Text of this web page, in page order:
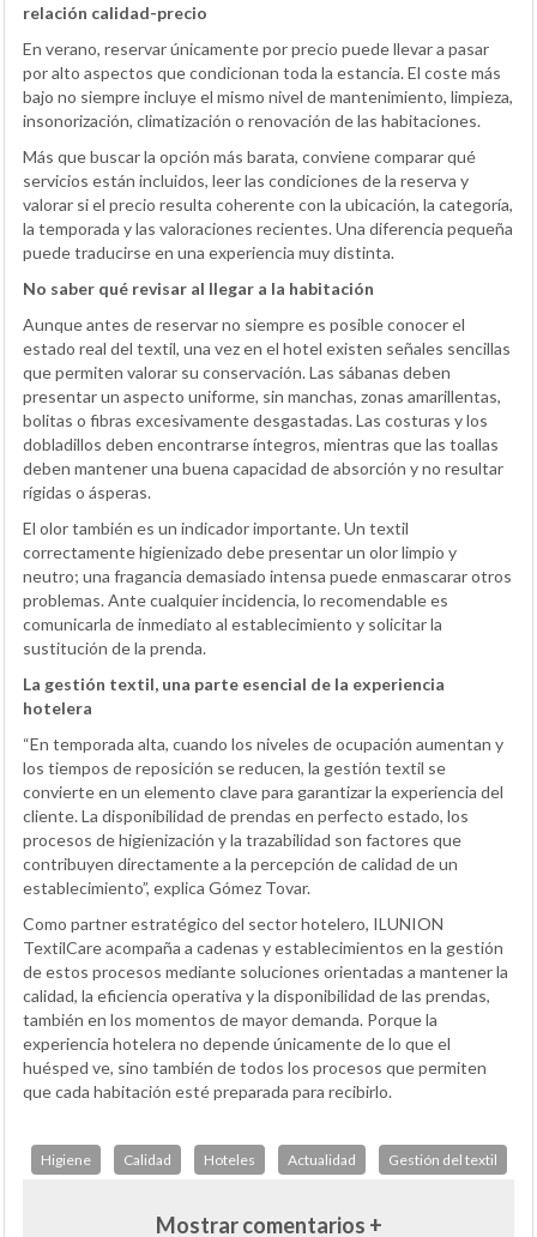
relación calidad-precio
En verano, reservar únicamente por precio puede llevar a pasar
por alto aspectos que condicionan toda la estancia. El coste más
bajo no siempre incluye el mismo nivel de mantenimiento, limpieza,
insonorización, climatización o renovación de las habitaciones.
Más que buscar la opción más barata, conviene comparar qué
servicios están incluidos, leer las condiciones de la reserva y
valorar si el precio resulta coherente con la ubicación, la categoría,
la temporada y las valoraciones recientes. Una diferencia pequeña
puede traducirse en una experiencia muy distinta.
No saber qué revisar al llegar a la habitación
Aunque antes de reservar no siempre es posible conocer el
estado real del textil, una vez en el hotel existen señales sencillas
que permiten valorar su conservación. Las sábanas deben
presentar un aspecto uniforme, sin manchas, zonas amarillentas,
bolitas o fibras excesivamente desgastadas. Las costuras y los
dobladillos deben encontrarse íntegros, mientras que las toallas
deben mantener una buena capacidad de absorción y no resultar
rígidas o ásperas.
El olor también es un indicador importante. Un textil
correctamente higienizado debe presentar un olor limpio y
neutro; una fragancia demasiado intensa puede enmascarar otros
problemas. Ante cualquier incidencia, lo recomendable es
comunicarla de inmediato al establecimiento y solicitar la
sustitución de la prenda.
La gestión textil, una parte esencial de la experiencia
hotelera
“En temporada alta, cuando los niveles de ocupación aumentan y
los tiempos de reposición se reducen, la gestión textil se
convierte en un elemento clave para garantizar la experiencia del
cliente. La disponibilidad de prendas en perfecto estado, los
procesos de higienización y la trazabilidad son factores que
contribuyen directamente a la percepción de calidad de un
establecimiento”, explica Gómez Tovar.
Como partner estratégico del sector hotelero, ILUNION
TextilCare acompaña a cadenas y establecimientos en la gestión
de estos procesos mediante soluciones orientadas a mantener la
calidad, la eficiencia operativa y la disponibilidad de las prendas,
también en los momentos de mayor demanda. Porque la
experiencia hotelera no depende únicamente de lo que el
huésped ve, sino también de todos los procesos que permiten
que cada habitación esté preparada para recibirlo.
Higiene Calidad Hoteles Actualidad Gestión del textil
Mostrar comentarios +